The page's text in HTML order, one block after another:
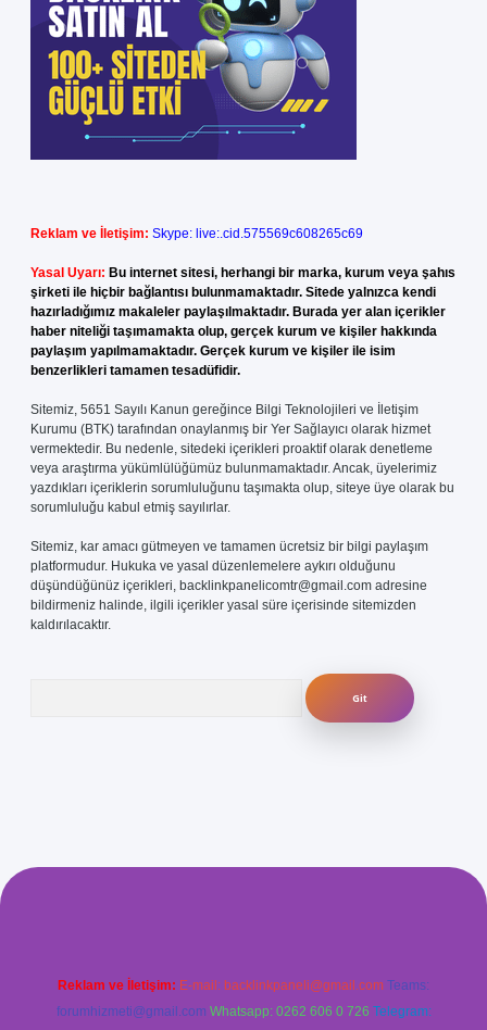
Reklam ve İletişim: Skype: live:.cid.575569c608265c69
Yasal Uyarı: Bu internet sitesi, herhangi bir marka, kurum veya şahıs
şirketi ile hiçbir bağlantısı bulunmamaktadır. Sitede yalnızca kendi
hazırladığımız makaleler paylaşılmaktadır. Burada yer alan içerikler
haber niteliği taşımamakta olup, gerçek kurum ve kişiler hakkında
paylaşım yapılmamaktadır. Gerçek kurum ve kişiler ile isim
benzerlikleri tamamen tesadüfidir.
Sitemiz, 5651 Sayılı Kanun gereğince Bilgi Teknolojileri ve İletişim
Kurumu (BTK) tarafından onaylanmış bir Yer Sağlayıcı olarak hizmet
vermektedir. Bu nedenle, sitedeki içerikleri proaktif olarak denetleme
veya araştırma yükümlülüğümüz bulunmamaktadır. Ancak, üyelerimiz
yazdıkları içeriklerin sorumluluğunu taşımakta olup, siteye üye olarak bu
sorumluluğu kabul etmiş sayılırlar.
Sitemiz, kar amacı gütmeyen ve tamamen ücretsiz bir bilgi paylaşım
platformudur. Hukuka ve yasal düzenlemelere aykırı olduğunu
düşündüğünüz içerikleri, backlinkpanelicomtr@gmail.com adresine
bildirmeniz halinde, ilgili içerikler yasal süre içerisinde sitemizden
kaldırılacaktır.
Reklam ve İletişim: E-mail: backlinkpaneli@gmail.com Teams:
forumhizmeti@gmail.com Whatsapp: 0262 606 0 726 Telegram: